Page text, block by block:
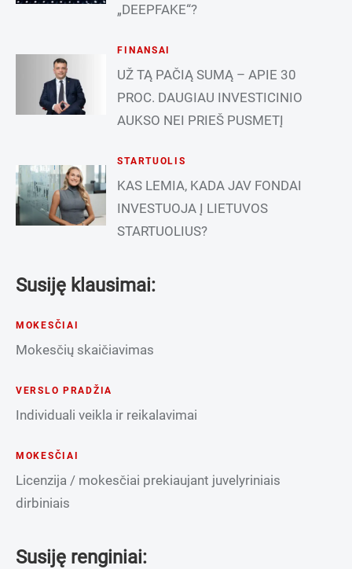
„DEEPFAKE“?
FINANSAI
UŽ TĄ PAČIĄ SUMĄ – APIE 30
PROC. DAUGIAU INVESTICINIO
AUKSO NEI PRIEŠ PUSMETĮ
STARTUOLIS
KAS LEMIA, KADA JAV FONDAI
INVESTUOJA Į LIETUVOS
STARTUOLIUS?
Susiję klausimai:
MOKESČIAI
Mokesčių skaičiavimas
VERSLO PRADŽIA
Individuali veikla ir reikalavimai
MOKESČIAI
Licenzija / mokesčiai prekiaujant juvelyriniais
dirbiniais
Susiję renginiai: